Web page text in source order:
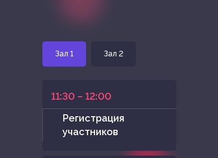
Зал 1 Зал 2
11:30 – 12:00
Регистрация
участников